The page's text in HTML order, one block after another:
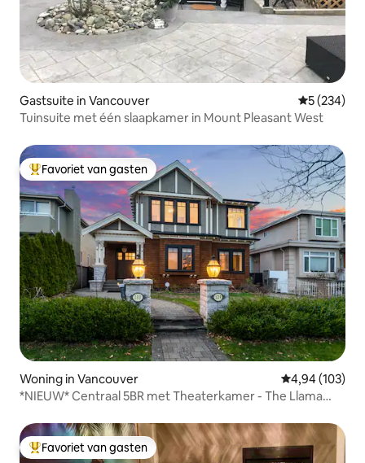
Gastsuite in Vancouver
5 (234)
Tuinsuite met één slaapkamer in Mount Pleasant West
Topfavoriet van gasten
Favoriet van gasten
Woning in Vancouver Gemiddelde
4,94 (103)
*NIEUW* Centraal 5BR met Theaterkamer - The Llama
Topfavoriet van gasten
Favoriet van gasten